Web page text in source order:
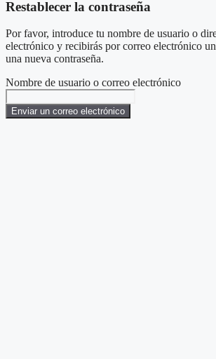
Restablecer la contraseña
Por favor, introduce tu nombre de usuario o
electrónico y recibirás por correo electrónico
una nueva contraseña.
Nombre de usuario o correo electrónico
Enviar un correo electrónico